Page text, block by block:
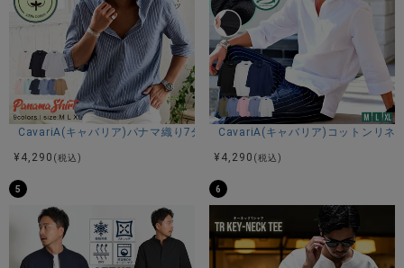
CavariA(キャバリア)パナマ織り7分袖カプリシャツ/全9色
¥ 4,290 (税込)
CavariA(キャバリア)コットンリネ
¥ 4,290 (税込)
5 6